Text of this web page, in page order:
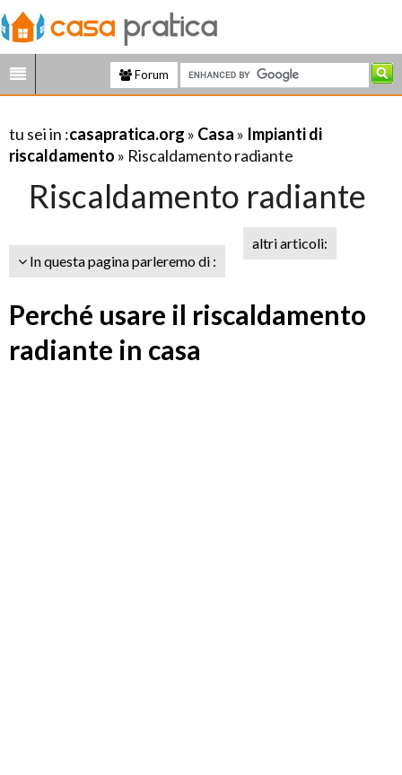
Forum
tu sei in :casapratica.org » Casa » Impianti di
riscaldamento » Riscaldamento radiante
Riscaldamento radiante
In questa pagina parleremo di :
altri articoli:
Perché usare il riscaldamento
radiante in casa